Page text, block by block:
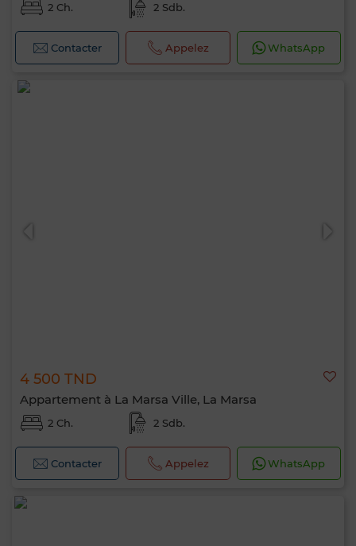
2 Ch. 2 Sdb.
Contacter Appelez WhatsApp
4 500 TND
Appartement à La Marsa Ville, La Marsa
2 Ch. 2 Sdb.
Contacter Appelez WhatsApp